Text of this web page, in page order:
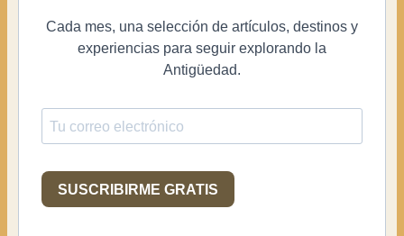
Cada mes, una selección de artículos, destinos y
experiencias para seguir explorando la
Antigüedad.
SUSCRIBIRME GRATIS